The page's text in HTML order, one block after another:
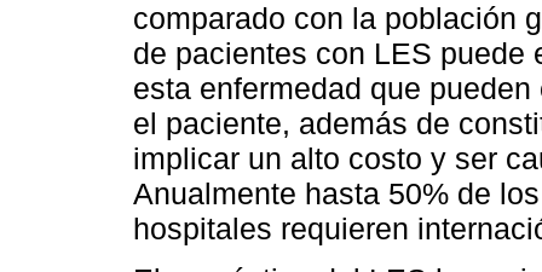
comparado con la población
de pacientes con LES puede
esta enfermedad que
el paciente, además de
implicar un alto costo y ser
Anualmente hasta 50% de
hospitales requieren